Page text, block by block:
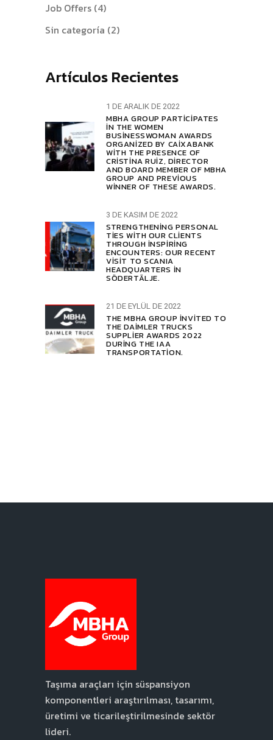
Job Offers (4)
Sin categoría (2)
Artículos Recientes
1 DE ARALIK DE 2022
MBHA GROUP PARTICIPATES
IN THE WOMEN
BUSINESSWOMAN AWARDS
ORGANIZED BY CAIXABANK
WITH THE PRESENCE OF
CRISTINA RUIZ, DIRECTOR
AND BOARD MEMBER OF MBHA
GROUP AND PREVIOUS
WINNER OF THESE AWARDS.
3 DE KASIM DE 2022
STRENGTHENING PERSONAL
TIES WITH OUR CLIENTS
THROUGH INSPIRING
ENCOUNTERS: OUR RECENT
VISIT TO SCANIA
HEADQUARTERS IN
SÖDERTÄLJE.
21 DE EYLÜL DE 2022
THE MBHA GROUP INVITED TO
THE DAIMLER TRUCKS
SUPPLIER AWARDS 2022
DURING THE IAA
TRANSPORTATION.
Taşıma araçları için süspansiyon
komponentleri araştırılması, tasarımı,
üretimi ve ticarileştirilmesinde sektör
lideri.